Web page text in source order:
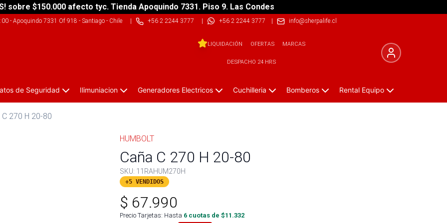
sobre $150.000 afecto tyc. Tienda Apoquindo 7331. Piso 9. Las Condes
- Apoquindo 7331 Of 918 - Santiago - Chile| +56 2 2244 3777 | +56 2 2244 3777 | info@sherpalife.cl
LIQUIDACIÓN OFERTAS MARCAS
DESPACHO 24 HRS
de Seguridad Ilimuniacion Generadores Electricos Cuchilleria Bomberos Rental Equipo
C 270 H 20-80
HUMBOLT
Caña C 270 H 20-80
SKU: 11RAHUM270H
+5 VENDIDOS
$ 67.990
Precio Tarjetas: Hasta 6 cuotas de $11.332